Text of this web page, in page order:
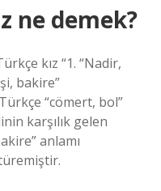
ne demek?
kız “1. “Nadir,
bakire”
“cömert, bol”
karşılık gelen
anlamı